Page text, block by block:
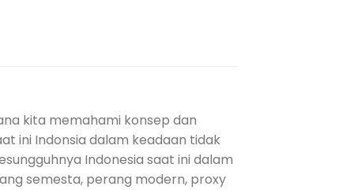
kita memahami konsep dan
ini Indonsia dalam keadaan tidak
Indonesia saat ini dalam
semesta, perang modern, proxy